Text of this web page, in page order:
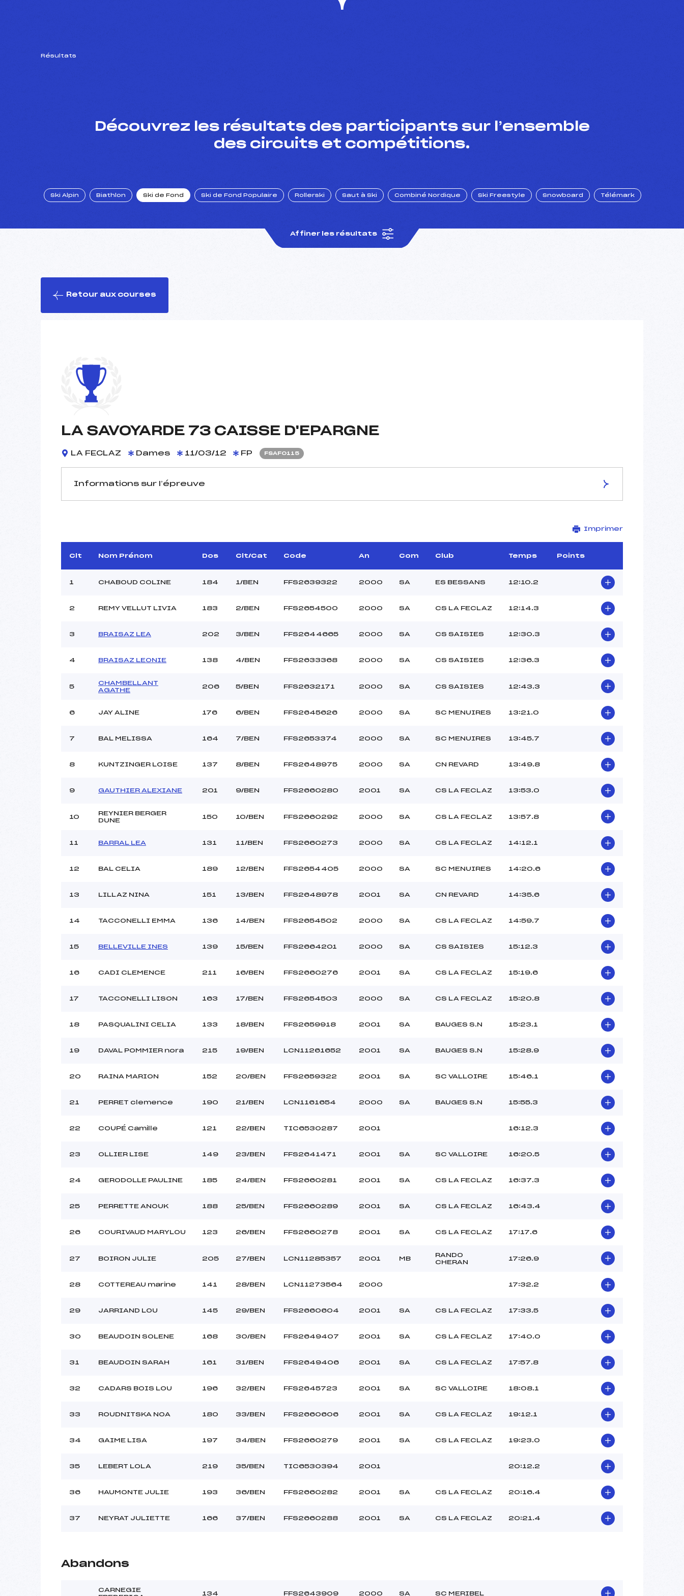
Résultats
Découvrez les résultats des participants sur l’ensemble
des circuits et compétitions.
Ski Alpin Biathlon Ski de Fond Ski de Fond Populaire Rollerski Saut à Ski Combiné Nordique Ski Freestyle Snowboard Télémark
Affiner les résultats
Retour aux courses
LA SAVOYARDE 73 CAISSE D'EPARGNE
LA FECLAZ Dames 11/03/12 FP FSAF0115
Informations sur l’épreuve
D.T Adjoint :
–
Dir. Epreuve :
REMY PATRICK (SA)
Site de Replis
Distance :
2 km
Point Haut :
Pénalité appliquée :
–
Catégorie :
BEN
Imprimer
Clt Nom Prénom Dos Clt/Cat Code An Com Club Temps Points
1 CHABOUD COLINE 184 1/BEN FFS2639322 2000 SA ES BESSANS 12:10.2
2 REMY VELLUT LIVIA 183 2/BEN FFS2654500 2000 SA CS LA FECLAZ 12:14.3
3 BRAISAZ LEA 202 3/BEN FFS2644665 2000 SA CS SAISIES 12:30.3
4 BRAISAZ LEONIE 138 4/BEN FFS2633368 2000 SA CS SAISIES 12:36.3
5
CHAMBELLANT
AGATHE
206 5/BEN FFS2632171 2000 SA CS SAISIES 12:43.3
6 JAY ALINE 176 6/BEN FFS2645626 2000 SA SC MENUIRES 13:21.0
7 BAL MELISSA 164 7/BEN FFS2653374 2000 SA SC MENUIRES 13:45.7
8 KUNTZINGER LOISE 137 8/BEN FFS2648975 2000 SA CN REVARD 13:49.8
9 GAUTHIER ALEXIANE 201 9/BEN FFS2660280 2001 SA CS LA FECLAZ 13:53.0
10
REYNIER BERGER
DUNE
150 10/BEN FFS2660292 2000 SA CS LA FECLAZ 13:57.8
11 BARRAL LEA 131 11/BEN FFS2660273 2000 SA CS LA FECLAZ 14:12.1
12 BAL CELIA 189 12/BEN FFS2654405 2000 SA SC MENUIRES 14:20.6
13 LILLAZ NINA 151 13/BEN FFS2648978 2001 SA CN REVARD 14:35.6
14 TACCONELLI EMMA 136 14/BEN FFS2654502 2000 SA CS LA FECLAZ 14:59.7
15 BELLEVILLE INES 139 15/BEN FFS2664201 2000 SA CS SAISIES 15:12.3
16 CADI CLEMENCE 211 16/BEN FFS2660276 2001 SA CS LA FECLAZ 15:19.6
17 TACCONELLI LISON 163 17/BEN FFS2654503 2000 SA CS LA FECLAZ 15:20.8
18 PASQUALINI CELIA 133 18/BEN FFS2659918 2001 SA BAUGES S.N 15:23.1
19 DAVAL POMMIER nora 215 19/BEN LCN11261652 2001 SA BAUGES S.N 15:28.9
20 RAINA MARION 152 20/BEN FFS2659322 2001 SA SC VALLOIRE 15:46.1
21 PERRET clemence 190 21/BEN LCN1161654 2000 SA BAUGES S.N 15:55.3
22 COUPÉ Camille 121 22/BEN TIC6530287 2001 16:12.3
23 OLLIER LISE 149 23/BEN FFS2641471 2001 SA SC VALLOIRE 16:20.5
24 GERODOLLE PAULINE 185 24/BEN FFS2660281 2001 SA CS LA FECLAZ 16:37.3
25 PERRETTE ANOUK 188 25/BEN FFS2660289 2001 SA CS LA FECLAZ 16:43.4
26 COURIVAUD MARYLOU 123 26/BEN FFS2660278 2001 SA CS LA FECLAZ 17:17.6
27 BOIRON JULIE 205 27/BEN LCN11285357 2001 MB
RANDO
CHERAN
17:26.9
28 COTTEREAU marine 141 28/BEN LCN11273564 2000 17:32.2
29 JARRIAND LOU 145 29/BEN FFS2660604 2001 SA CS LA FECLAZ 17:33.5
30 BEAUDOIN SOLENE 168 30/BEN FFS2649407 2001 SA CS LA FECLAZ 17:40.0
31 BEAUDOIN SARAH 161 31/BEN FFS2649406 2001 SA CS LA FECLAZ 17:57.8
32 CADARS BOIS LOU 196 32/BEN FFS2645723 2001 SA SC VALLOIRE 18:08.1
33 ROUDNITSKA NOA 180 33/BEN FFS2660606 2001 SA CS LA FECLAZ 19:12.1
34 GAIME LISA 197 34/BEN FFS2660279 2001 SA CS LA FECLAZ 19:23.0
35 LEBERT LOLA 219 35/BEN TIC6530394 2001 20:12.2
36 HAUMONTE JULIE 193 36/BEN FFS2660282 2001 SA CS LA FECLAZ 20:16.4
37 NEYRAT JULIETTE 166 37/BEN FFS2660288 2001 SA CS LA FECLAZ 20:21.4
Abandons
CARNEGIE
134 FFS2643909 2000 SA SC MERIBEL